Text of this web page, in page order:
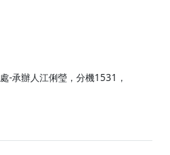
-承辦人江俐瑩，分機1531，